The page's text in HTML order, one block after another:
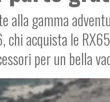
alla gamma
chi acquista le
per un bella